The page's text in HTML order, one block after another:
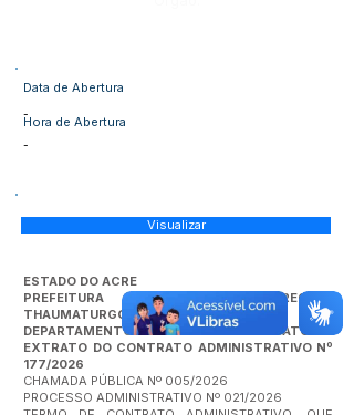
Data de Abertura
-Hora de Abertura
-
Visualizar
ESTADO DO ACRE
PREFEITURA MUNICIPAL DE MARECHAL
THAUMATURGO
DEPARTAMENTO DE GESTÃO DE CONTRATOS
EXTRATO DO CONTRATO ADMINISTRATIVO Nº
177/2026
CHAMADA PÚBLICA Nº 005/2026
PROCESSO ADMINISTRATIVO Nº 021/2026